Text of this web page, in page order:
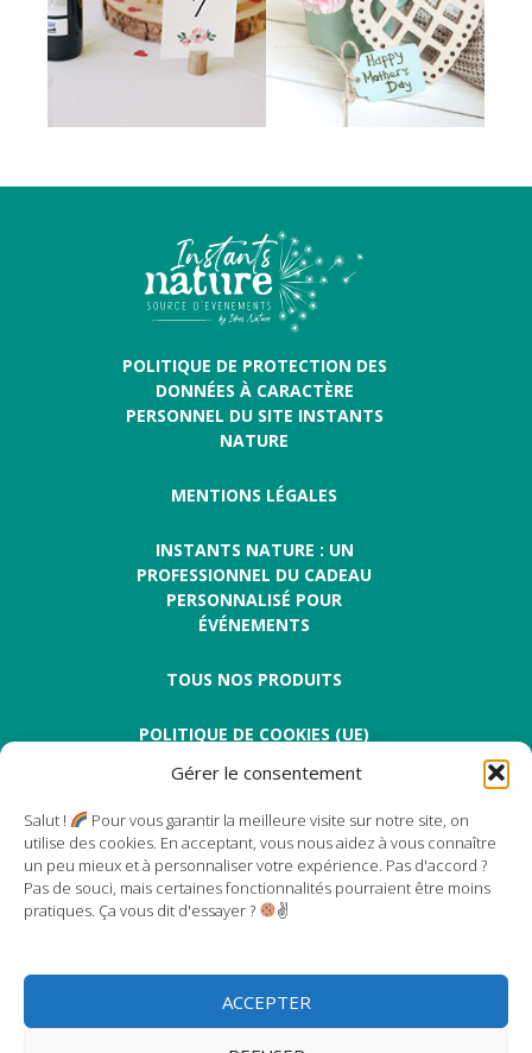
Gérer le consentement
Salut !
Pour vous garantir la meilleure visite sur notre site, on
utilise des cookies. En acceptant, vous nous aidez à vous connaître
un peu mieux et à personnaliser votre expérience. Pas d'accord ?
Pas de souci, mais certaines fonctionnalités pourraient être moins
pratiques. Ça vous dit d'essayer ?
✌
ACCEPTER
POLITIQUE DE PROTECTION DES
DONNÉES À CARACTÈRE
PERSONNEL DU SITE INSTANTS
NATURE
MENTIONS LÉGALES
INSTANTS NATURE : UN
PROFESSIONNEL DU CADEAU
PERSONNALISÉ POUR
ÉVÉNEMENTS
TOUS NOS PRODUITS
POLITIQUE DE COOKIES (UE)
Instants Nature
49130 Les Ponts de Cé
TÉL:02 41 79 07 42